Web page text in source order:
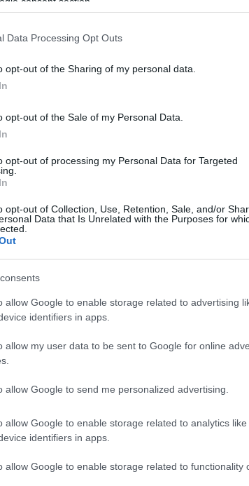
Data Processing Opt Outs
opt-out of the Sharing of my personal data.
opt-out of the Sale of my Personal Data.
opt-out of processing my Personal Data for Targeted
opt-out of Collection, Use, Retention, Sale, and/or
Data that Is Unrelated with the Purposes for
allow Google to enable storage related to advertising
identifiers in apps.
allow my user data to be sent to Google for online
allow Google to send me personalized advertising.
allow Google to enable storage related to analytics
identifiers in apps.
allow Google to enable storage related to functionality
cliccando
nella sezioneLogindal menù del sito o
Mancini Costa Smeralda